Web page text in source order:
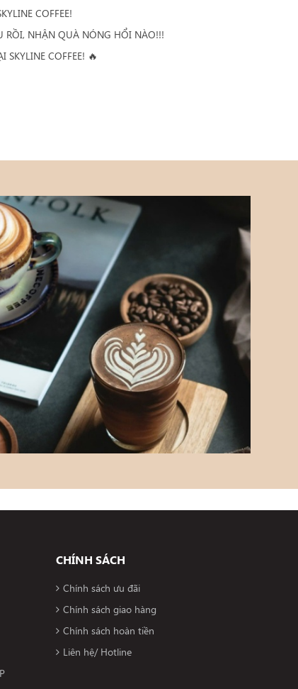
COFFEE!
NHẬN QUÀ NÓNG HỔI NÀO!!!
COFFEE! 🔥
CHÍNH SÁCH
Chính sách ưu đãi
Chính sách giao hàng
Chính sách hoàn tiền
Liên hệ/ Hotline